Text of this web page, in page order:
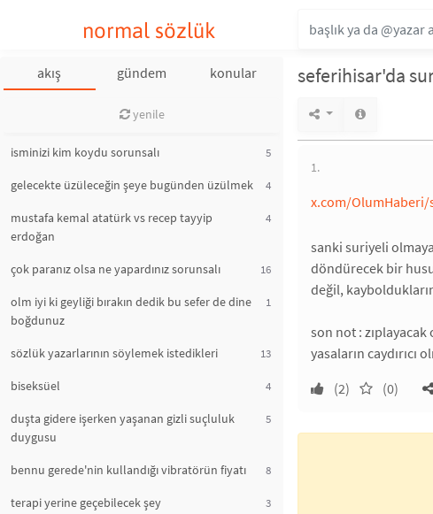
normal sözlük
akış gündem konular
yenile
isminizi kim koydu sorunsalı 5
gelecekte üzüleceğin şeye bugünden üzülmek 4
mustafa kemal atatürk vs recep tayyip
erdoğan
4
çok paranız olsa ne yapardınız sorunsalı 16
olm iyi ki geyliği bırakın dedik bu sefer de dine
boğdunuz
1
sözlük yazarlarının söylemek istedikleri 13
biseksüel 4
duşta gidere işerken yaşanan gizli suçluluk
duygusu
5
bennu gerede'nin kullandığı vibratörün fiyatı 8
terapi yerine geçebilecek şey 3
seferihisar'da
1.
x.com/OlumHaberi/
sanki suriyeli
döndürecek bir
değil,
son not :
yasaların
(2)
(0)